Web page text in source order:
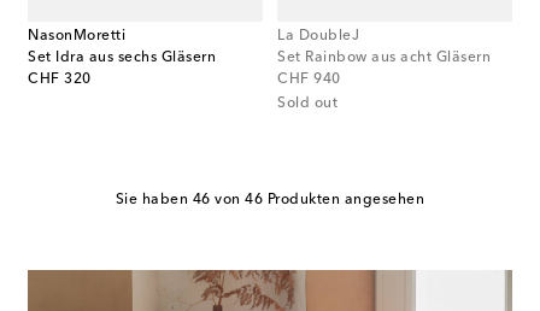
NasonMoretti
Set Idra aus sechs Gläsern
CHF 320
original price
La DoubleJ
Set Rainbow aus acht Gläsern
CHF 940
original price
Sold out
Sie haben 46 von 46 Produkten angesehen